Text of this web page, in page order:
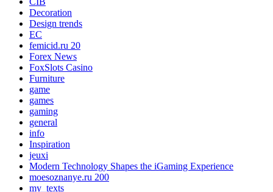
Decoration
Design trends
EC
femicid.ru 20
Forex News
FoxSlots Casino
Furniture
game
games
gaming
general
info
Inspiration
jeuxi
Modern Technology Shapes the iGaming Experience
moesoznanye.ru 200
my_texts